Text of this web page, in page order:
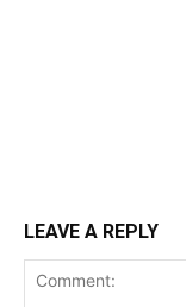
LEAVE A REPLY